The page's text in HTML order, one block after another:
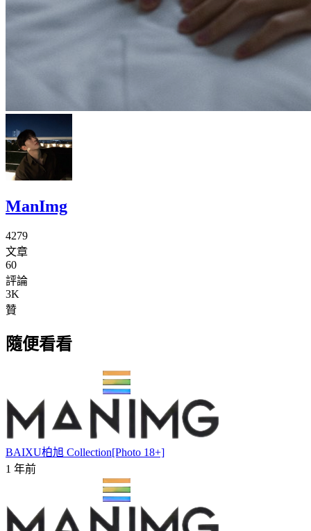
ManImg
4279
文章
60
評論
3K
贊
隨便看看
BAIXU柏旭 Collection[Photo 18+]
1 年前